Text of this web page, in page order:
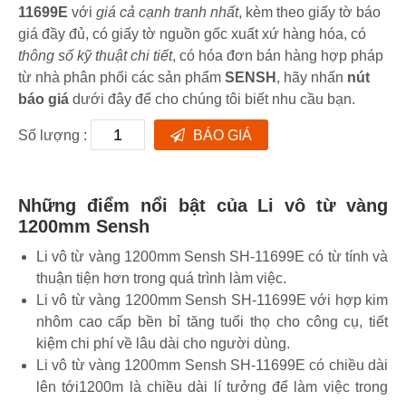
11699E với giá cả cạnh tranh nhất, kèm theo giấy tờ báo
giá đầy đủ, có giấy tờ nguồn gốc xuất xứ hàng hóa, có
thông số kỹ thuật chi tiết, có hóa đơn bán hàng hợp pháp
từ nhà phân phối các sản phẩm SENSH , hãy nhấn nút
báo giá dưới đây để cho chúng tôi biết nhu cầu bạn.
Số lượng : BÁO GIÁ
Những điểm nổi bật của Li vô từ vàng
1200mm Sensh
Li vô từ vàng 1200mm Sensh SH-11699E có từ tính và
thuận tiện hơn trong quá trình làm việc.
Li vô từ vàng 1200mm Sensh SH-11699E với hợp kim
nhôm cao cấp bền bỉ tăng tuổi thọ cho công cụ, tiết
kiệm chi phí về lâu dài cho người dùng.
Li vô từ vàng 1200mm Sensh SH-11699E có chiều dài
lên tới1200m là chiều dài lí tưởng để làm việc trong